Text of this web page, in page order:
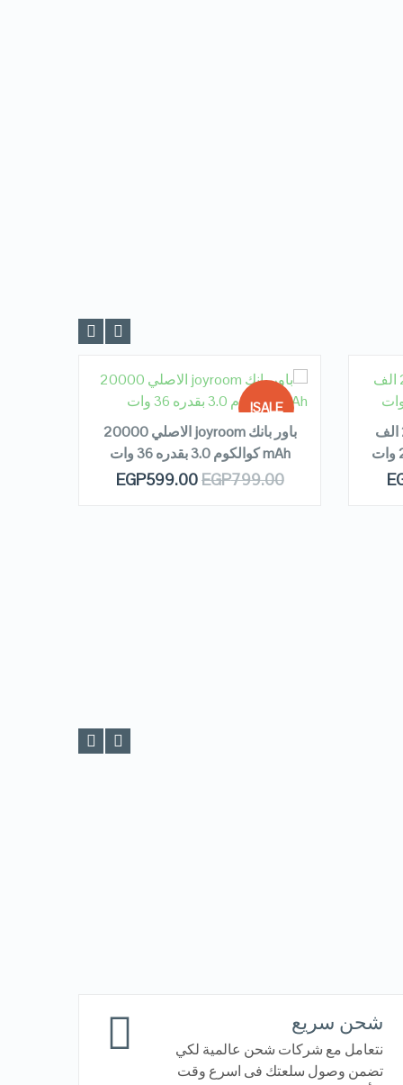
باور بانك ريماكس الاصلي 20 الف
SALE!
OUT OF
STOCK
QUICK LOOK
READ MORE
باور بانك joyroom الاصلي 20000
mAh كوالكوم 3.0 بقدره 36 وات
EGP799.00
EGP599.00
شحن سريع
نتعامل مع شركات شحن عالمية لكي
تضمن وصول سلعتك فى اسرع وقت